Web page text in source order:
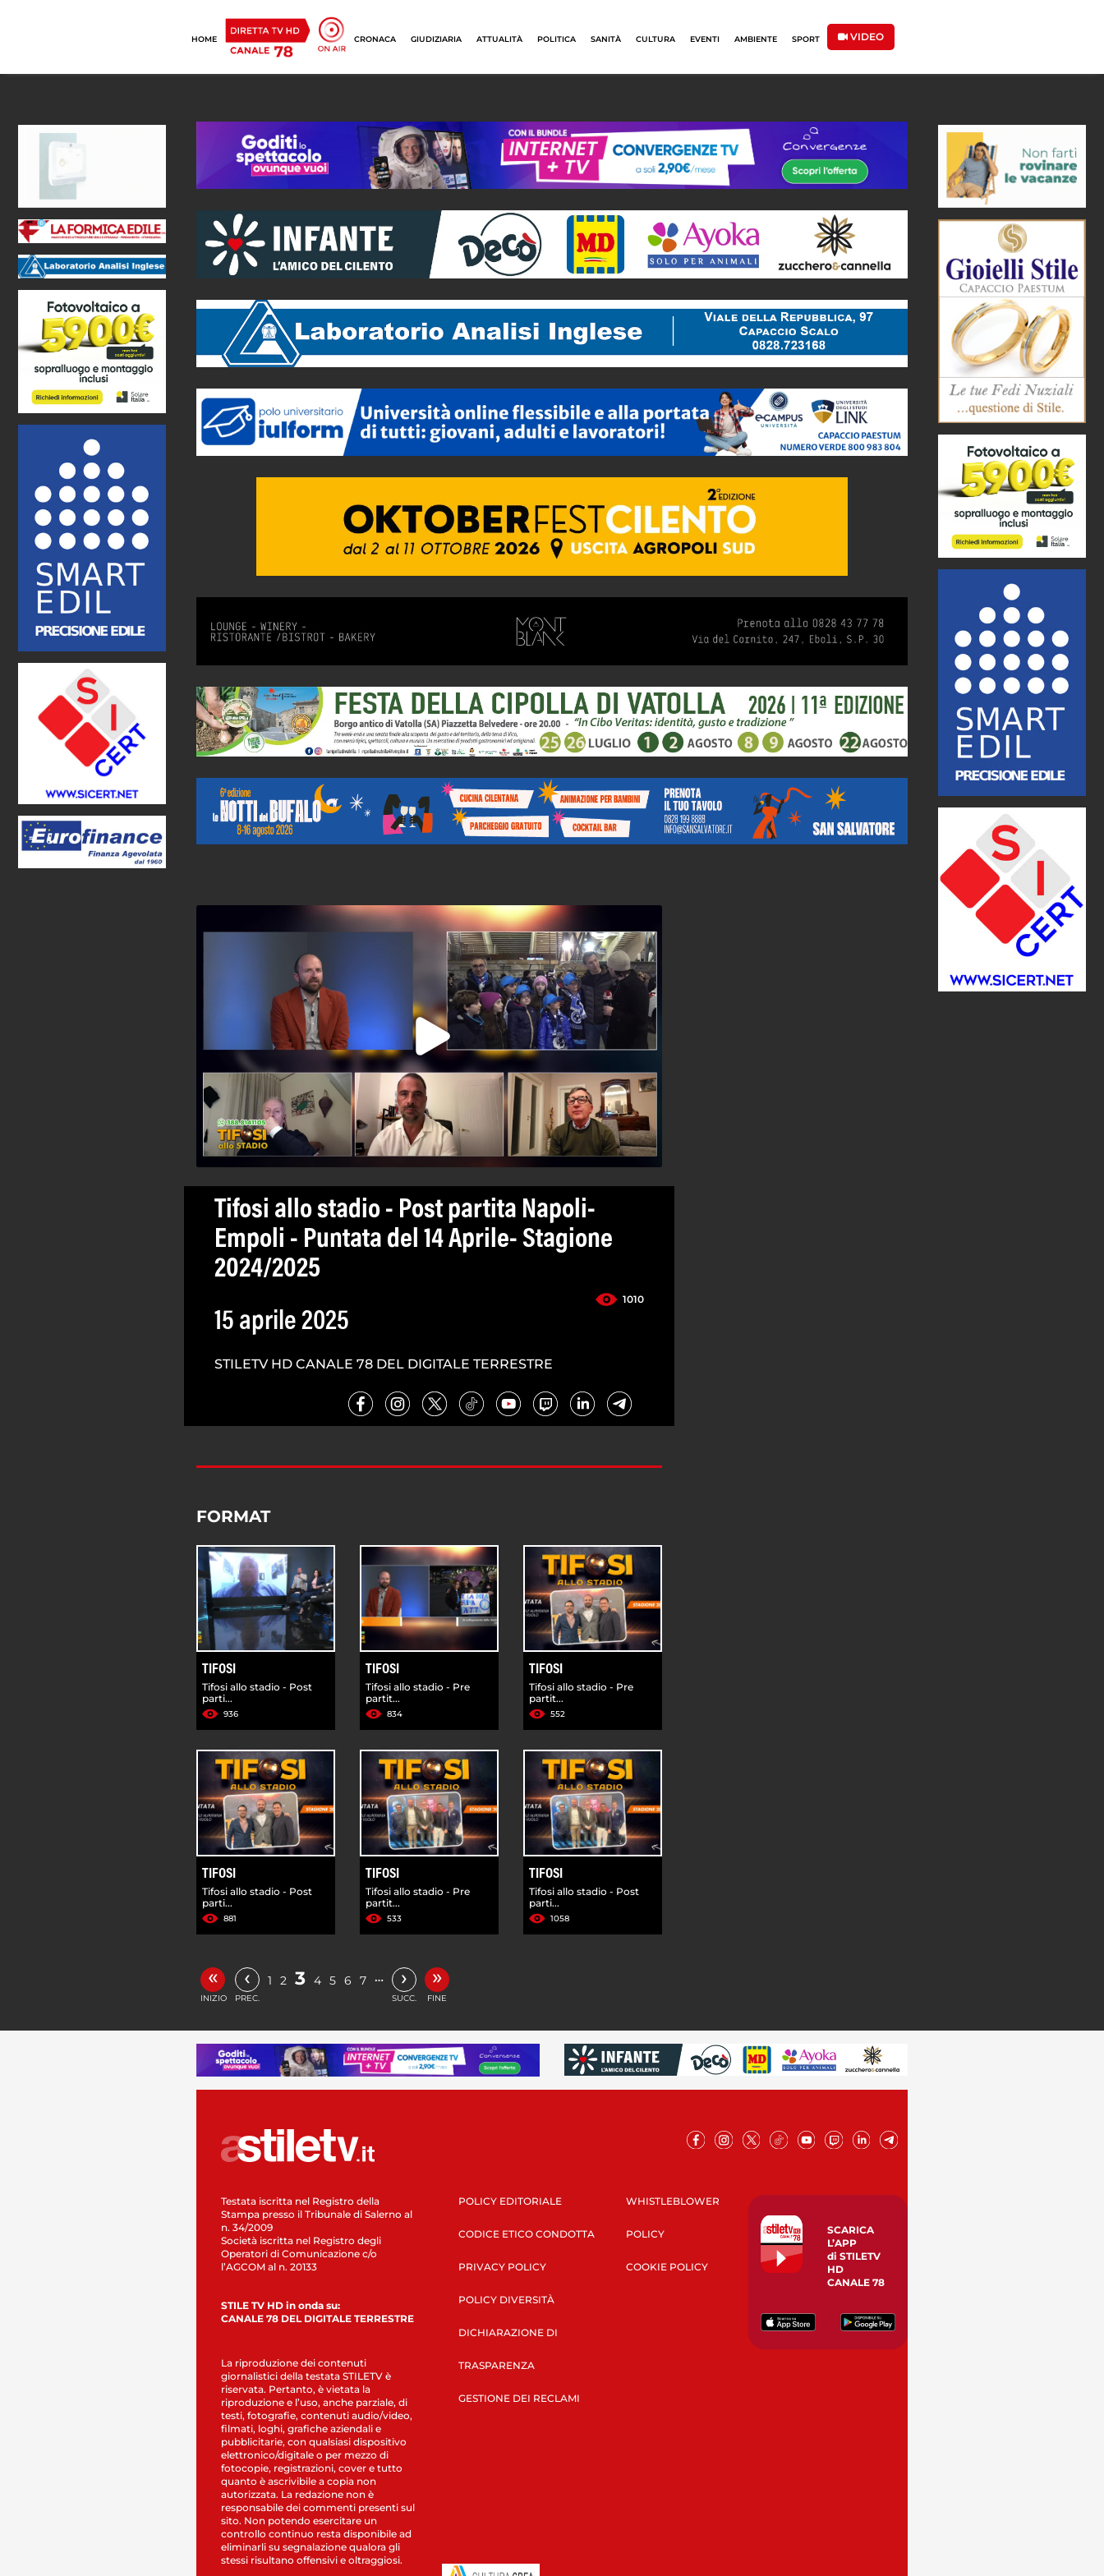
HOME CRONACA GIUDIZIARIA ATTUALITÀ POLITICA SANITÀ CULTURA EVENTI AMBIENTE SPORT VIDEO
Tifosi allo stadio - Post partita Napoli-
Empoli - Puntata del 14 Aprile- Stagione
2024/2025
1010
15 aprile 2025
STILETV HD CANALE 78 DEL DIGITALE TERRESTRE
FORMAT
TIFOSI
Tifosi allo stadio - Post
parti...
936
TIFOSI
Tifosi allo stadio - Pre
partit...
834
TIFOSI
Tifosi allo stadio - Pre
partit...
552
TIFOSI
Tifosi allo stadio - Post
parti...
881
TIFOSI
Tifosi allo stadio - Pre
partit...
533
TIFOSI
Tifosi allo stadio - Post
parti...
1058
«
INIZIO
‹
PREC.
1 2 3 4 5 6 7 … ›
SUCC.
»
FINE
Testata iscritta nel Registro della
Stampa presso il Tribunale di Salerno al
n. 34/2009
Società iscritta nel Registro degli
Operatori di Comunicazione c/o
l’AGCOM al n. 20133
STILE TV HD in onda su:
CANALE 78 DEL DIGITALE TERRESTRE
La riproduzione dei contenuti
giornalistici della testata STILETV è
riservata. Pertanto, è vietata la
riproduzione e l’uso, anche parziale, di
testi, fotografie, contenuti audio/video,
filmati, loghi, grafiche aziendali e
pubblicitarie, con qualsiasi dispositivo
elettronico/digitale o per mezzo di
fotocopie, registrazioni, cover e tutto
quanto è ascrivibile a copia non
autorizzata. La redazione non è
responsabile dei commenti presenti sul
sito. Non potendo esercitare un
controllo continuo resta disponibile ad
eliminarli su segnalazione qualora gli
stessi risultano offensivi e oltraggiosi.
POLICY EDITORIALE
CODICE ETICO CONDOTTA
PRIVACY POLICY
POLICY DIVERSITÀ
DICHIARAZIONE DI
TRASPARENZA
GESTIONE DEI RECLAMI
WHISTLEBLOWER
POLICY
COOKIE POLICY
SCARICA
L’APP
di STILETV
HD
CANALE 78